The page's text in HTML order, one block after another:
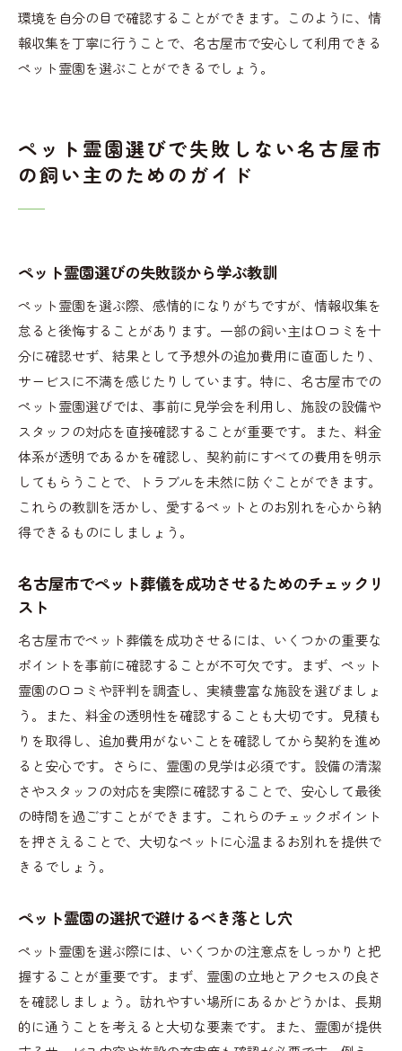
環境を自分の目で確認することができます。このように、情
報収集を丁寧に行うことで、名古屋市で安心して利用できる
ペット霊園を選ぶことができるでしょう。
ペット霊園選びで失敗しない名古屋市
の飼い主のためのガイド
ペット霊園選びの失敗談から学ぶ教訓
ペット霊園を選ぶ際、感情的になりがちですが、情報収集を
怠ると後悔することがあります。一部の飼い主は口コミを十
分に確認せず、結果として予想外の追加費用に直面したり、
サービスに不満を感じたりしています。特に、名古屋市での
ペット霊園選びでは、事前に見学会を利用し、施設の設備や
スタッフの対応を直接確認することが重要です。また、料金
体系が透明であるかを確認し、契約前にすべての費用を明示
してもらうことで、トラブルを未然に防ぐことができます。
これらの教訓を活かし、愛するペットとのお別れを心から納
得できるものにしましょう。
名古屋市でペット葬儀を成功させるためのチェックリ
スト
名古屋市でペット葬儀を成功させるには、いくつかの重要な
ポイントを事前に確認することが不可欠です。まず、ペット
霊園の口コミや評判を調査し、実績豊富な施設を選びましょ
う。また、料金の透明性を確認することも大切です。見積も
りを取得し、追加費用がないことを確認してから契約を進め
ると安心です。さらに、霊園の見学は必須です。設備の清潔
さやスタッフの対応を実際に確認することで、安心して最後
の時間を過ごすことができます。これらのチェックポイント
を押さえることで、大切なペットに心温まるお別れを提供で
きるでしょう。
ペット霊園の選択で避けるべき落とし穴
ペット霊園を選ぶ際には、いくつかの注意点をしっかりと把
握することが重要です。まず、霊園の立地とアクセスの良さ
を確認しましょう。訪れやすい場所にあるかどうかは、長期
的に通うことを考えると大切な要素です。また、霊園が提供